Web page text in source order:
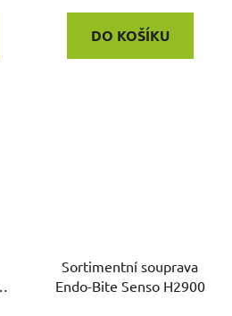
DO KOŠÍKU
Sortimentní souprava
Endo-Bite Senso H2900